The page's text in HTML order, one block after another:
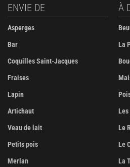
ENVIE DE
Asperges
Bar
Coquilles Saint-Jacques
Fraises
Lapin
Artichaut
Veau de lait
Petits pois
Merlan
À
La
Les
Le
Le
La